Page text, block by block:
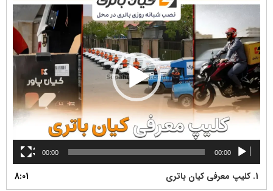
ویدیو
00:00
00:00
1. کلیپ معرفی کیان باتری 8:01